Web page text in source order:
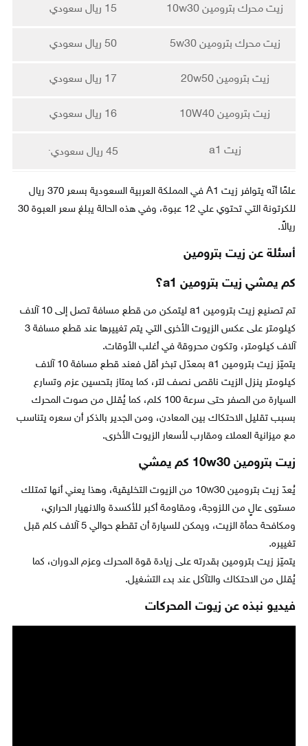
زيت محرك بترومين 10w30 15 ريال سعودي
زيت محرك بترومين 5w30 50 ريال سعودي
زيت بترومين 20w50 17 ريال سعودي
زيت بترومين 10W40 16 ريال سعودي
زيت a1 45 ريال سعودي .
علمًا أنّه يتوافر زيت A1 في المملكة العربية السعودية بسعر 370 ريال
للكرتونة التي تحتوي علي 12 عبوة، وفي هذه الحالة يبلغ سعر العبوة 30
ريالاً.
أسئلة عن زيت بترومين
كم يمشي زيت بترومين a1؟
تم تصنيع زيت بترومين a1 ليتمكن من قطع مسافة تصل إلى 10 آلاف
كيلومتر على عكس الزيوت الأخرى التي يتم تغييرها عند قطع مسافة 3
آلاف كيلومتر، وتكون محروقة في أغلب الأوقات.
يتميّز زيت بترومين a1 بمعدّل تبخر أقل فعند قطع مسافة 10 آلاف
كيلومتر ينزل الزيت ناقص نصف لتر، كما يمتاز بتحسين عزم وتسارع
السيارة من الصفر حتى سرعة 100 كلم، كما يُقلل من صوت المحرك
بسبب تقليل الاحتكاك بين المعادن، ومن الجدير بالذكر أن سعره يتناسب
مع ميزانية العملاء ومقارب لأسعار الزيوت الأخرى.
زيت بترومين 10w30 كم يمشي
يُعدّ زيت بترومين 10w30 من الزيوت التخليقية، وهذا يعني أنها تمتلك
مستوى عالٍ من اللزوجة، ومقاومة أكبر للأكسدة والانهيار الحراري،
ومكافحة حمأة الزيت، ويمكن للسيارة أن تقطع حوالي 5 آلاف كلم قبل
تغييره.
يتميّز زيت بترومين بقدرته على زيادة قوة المحرك وعزم الدوران، كما
يُقلل من الاحتكاك والتآكل عند بدء التشغيل.
فيديو نبذه عن زيوت المحركات